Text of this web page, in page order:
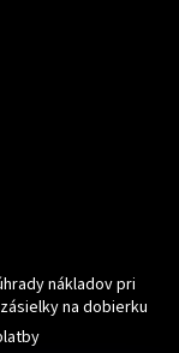
nákladov pri
na dobierku